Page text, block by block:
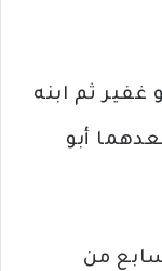
غفير ثم ابنه
ومن بعدهما أبو
من